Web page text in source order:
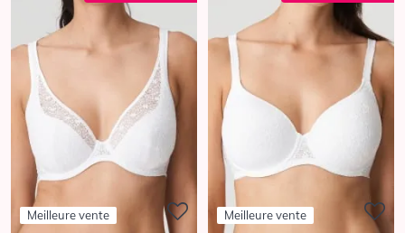
Meilleure vente Meilleure vente